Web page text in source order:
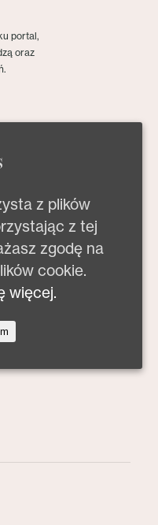
portal,
oraz
z plików
z tej
zgodę na
cookie.
więcej.